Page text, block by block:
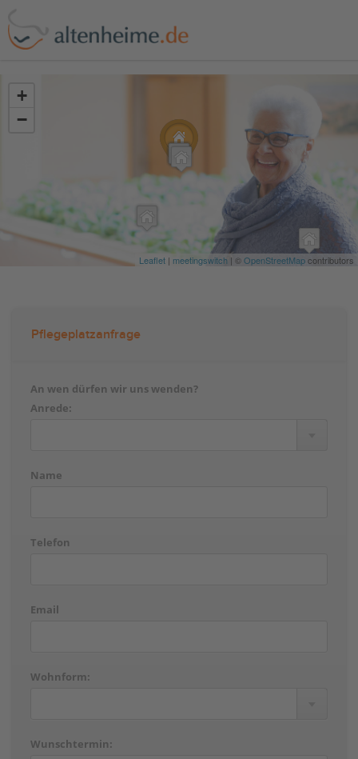
+
−
Leaflet | meetingswitch | ©OpenStreetMapcontributors
Pflegeplatzanfrage
An wen dürfen wir uns wenden?
Anrede:
Name
Telefon
Email
Wohnform:
Wunschtermin: